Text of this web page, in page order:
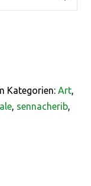
Kategorien: Art,
, sennacherib,